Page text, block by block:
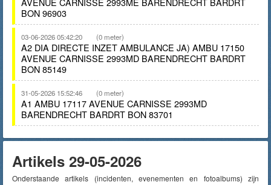
BON 96903
03-06-2026 05:42:20 (0 meter)
A2 DIA DIRECTE INZET AMBULANCE JA) AMBU 17150
AVENUE CARNISSE 2993MD BARENDRECHT BARDRT
BON 85149
31-05-2026 15:52:46 (0 meter)
A1 AMBU 17117 AVENUE CARNISSE 2993MD
BARENDRECHT BARDRT BON 83701
Artikels 29-05-2026
Onderstaande artikels (incidenten, evenementen en fotoalbums) zijn